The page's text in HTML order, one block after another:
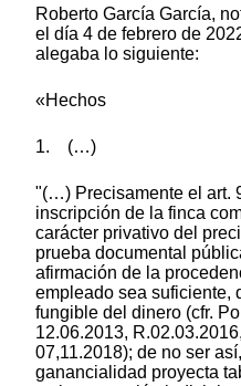
Roberto García García,
el día 4 de febrero de
alegaba lo siguiente:
«Hechos
1. (…)
"(…) Precisamente el art.
inscripción de la finca
carácter privativo del
prueba documental
afirmación de la
empleado sea suficiente,
fungible del dinero (cfr.
12.06.2013,
07,11.2018); de no ser
ganancialidad proyecta